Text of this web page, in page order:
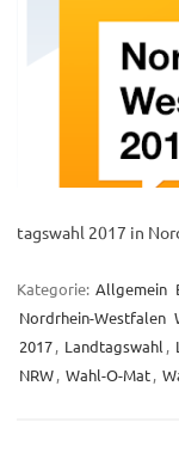
tagswahl 2017 in
Kategorie: Allgemein
Nordrhein-Westfalen
2017, Landtagswahl ,
NRW, Wahl-O-Mat,